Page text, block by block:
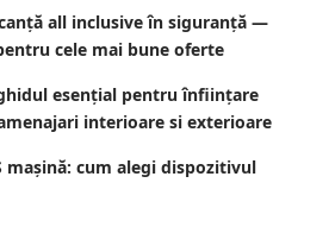
all inclusive în siguranță —
cele mai bune oferte
esențial pentru înființare
interioare si exterioare
mașină: cum alegi dispozitivul